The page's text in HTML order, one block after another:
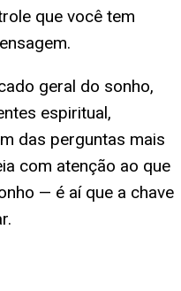
que você tem
geral do sonho,
espiritual,
das perguntas mais
com atenção ao que
— é aí que a chave